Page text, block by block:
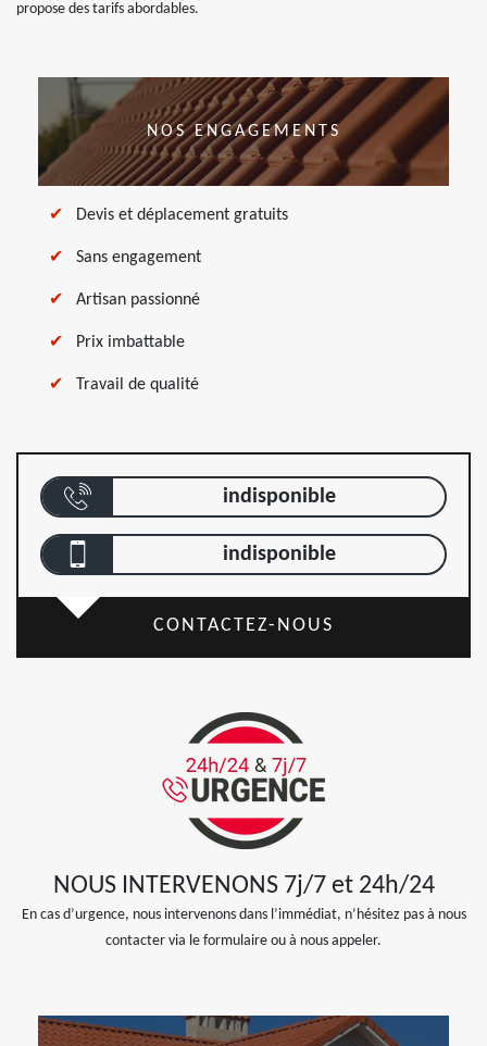
propose des tarifs abordables.
NOS ENGAGEMENTS
Devis et déplacement gratuits
Sans engagement
Artisan passionné
Prix imbattable
Travail de qualité
indisponible
indisponible
CONTACTEZ-NOUS
NOUS INTERVENONS 7j/7 et 24h/24
En cas d’urgence, nous intervenons dans l’immédiat, n’hésitez pas à nous
contacter via le formulaire ou à nous appeler.